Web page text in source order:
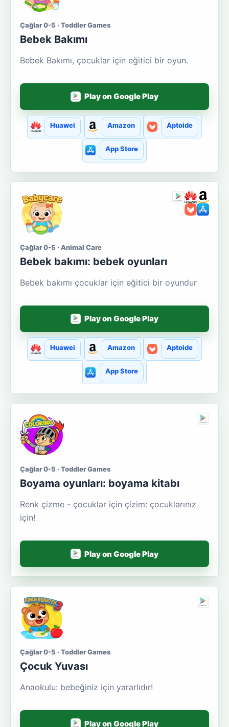
Çağlar 0-5 · Toddler Games
Bebek Bakımı
Bebek Bakımı, çocuklar için eğitici bir oyun.
Play on Google Play
Huawei Amazon Aptoide
App Store
Çağlar 0-5 · Animal Care
Bebek bakımı: bebek oyunları
Bebek bakımı çocuklar için eğitici bir oyundur
Play on Google Play
Huawei Amazon Aptoide
App Store
Çağlar 0-5 · Toddler Games
Boyama oyunları: boyama kitabı
Renk çizme - çocuklar için çizim: çocuklarınız
için!
Play on Google Play
Çağlar 0-5 · Toddler Games
Çocuk Yuvası
Anaokulu: bebeğiniz için yararlıdır!
Play on Google Play